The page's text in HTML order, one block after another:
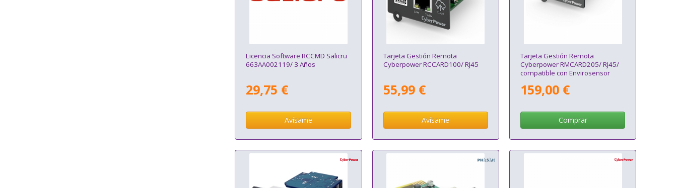
Licencia Software RCCMD Salicru
663AA002119/ 3 Años
29,75 €
Avísame
Tarjeta Gestión Remota
Cyberpower RCCARD100/ RJ45
55,99 €
Avísame
Tarjeta Gestión Remota
Cyberpower RMCARD205/ RJ45/
compatible con Envirosensor
159,00 €
Comprar